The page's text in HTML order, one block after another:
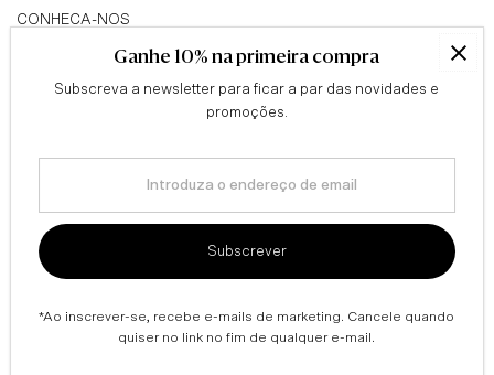
CONHECA-NOS
TRIBO GREEN BEAUTY
PROGRAMA DE AFILIADOS
TERMOS & CONDIÇÕES
ENVIOS & DEVOLUÇÕES
Ganhe 10% na primeira compra
Subscreva a newsletter para ficar a par das novidades e
promoções.
endereço
de
email
Subscrever
*Ao inscrever-se, recebe e-mails de marketing. Cancele quando
quiser no link no fim de qualquer e-mail.